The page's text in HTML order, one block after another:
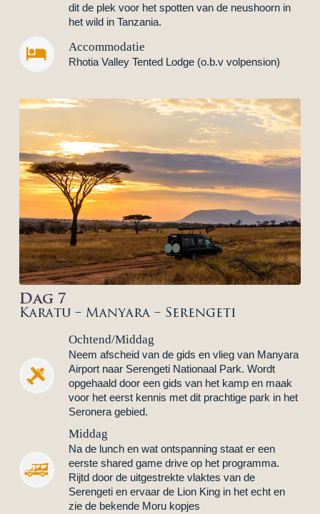
dit de plek voor het spotten van de neushoorn in
het wild in Tanzania.

 Accommodatie
Rhotia Valley Tented Lodge (o.b.v volpension)
Dag 7
Karatu – Manyara – Serengeti
Ochtend/Middag
Neem afscheid van de gids en vlieg van Manyara
Airport naar Serengeti Nationaal Park. Wordt
opgehaald door een gids van het kamp en maak
voor het eerst kennis met dit prachtige park in het
Seronera gebied.
Middag
Na de lunch en wat ontspanning staat er een
eerste shared game drive op het programma.
Rijtd door de uitgestrekte vlaktes van de
Serengeti en ervaar de Lion King in het echt en
zie de bekende Moru kopjes